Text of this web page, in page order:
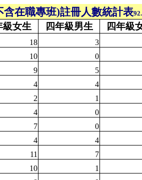
在職專班)註冊人數統計表
級女生 四年級男生
四年級
18 3
10 0
9 5
4 4
2 1
4 0
7 0
4 4
11 7
10 1